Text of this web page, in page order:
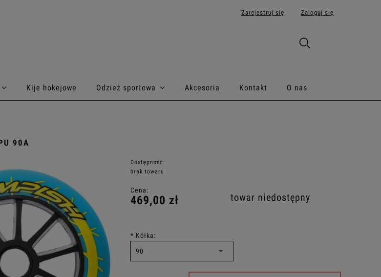
Zarejestruj się Zaloguj się
Kije hokejowe Odzież sportowa Akcesoria Kontakt O nas
90A
Dostępność:
brak towaru
Cena:
469,00 zł
* Kółka:
towar niedostępny